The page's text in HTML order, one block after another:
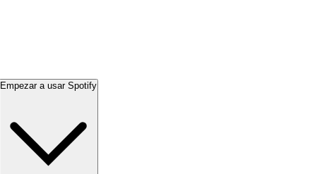
Empezar a usar Spotify